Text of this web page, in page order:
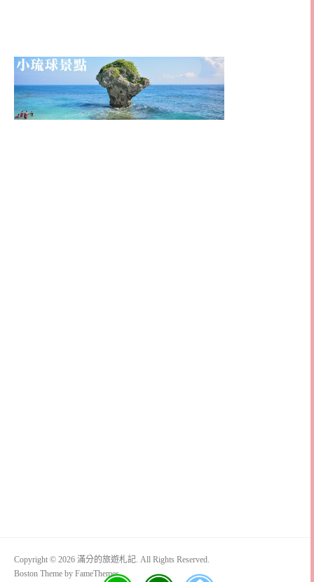
Copyright © 2026 滿分的旅遊札記. All Rights Reserved.
Boston Theme by FameThemes